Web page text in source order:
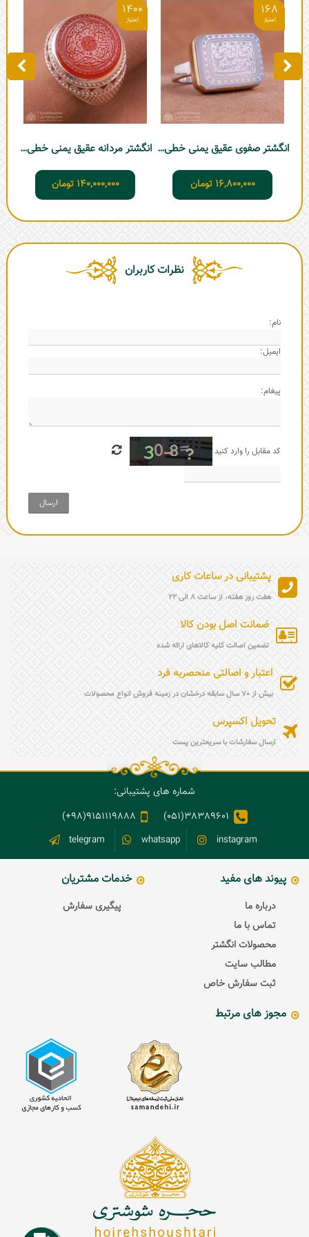
168
انگشتر صفوی عقیق یمنی خطی کبود - حرزدار
16,800,000 تومان
1400
انگشتر مردانه عقیق یمنی خطی فدیوم
140,000,000 تومان
نظرات کاربران
نام:
ایمیل:
پیغام:
کد مقابل را وارد کنید
ارسال
پشتیبانی در ساعات کاری
هفت روز هفته، از ساعت 8 الی 22
ضمانت اصل بودن کالا
تضمین اصالت کلیه کالاهای ارائه شده
اعتبار و اصالتی منحصربه فرد
بیش از 70 سال سابقه درخشان در زمینه فروش انواع محصولات
تحویل اکسپرس
ارسال سفارشات با سریعترین پست
شماره های پشتیبانی:
38389601(051)
9151119888(98+)
instagram
whatsapp
telegram
پیوند های مفید
درباره ما
تماس با ما
محصولات انگشتر
مطالب سایت
ثبت سفارش خاص
خدمات مشتریان
پیگیری سفارش
مجوز های مرتبط